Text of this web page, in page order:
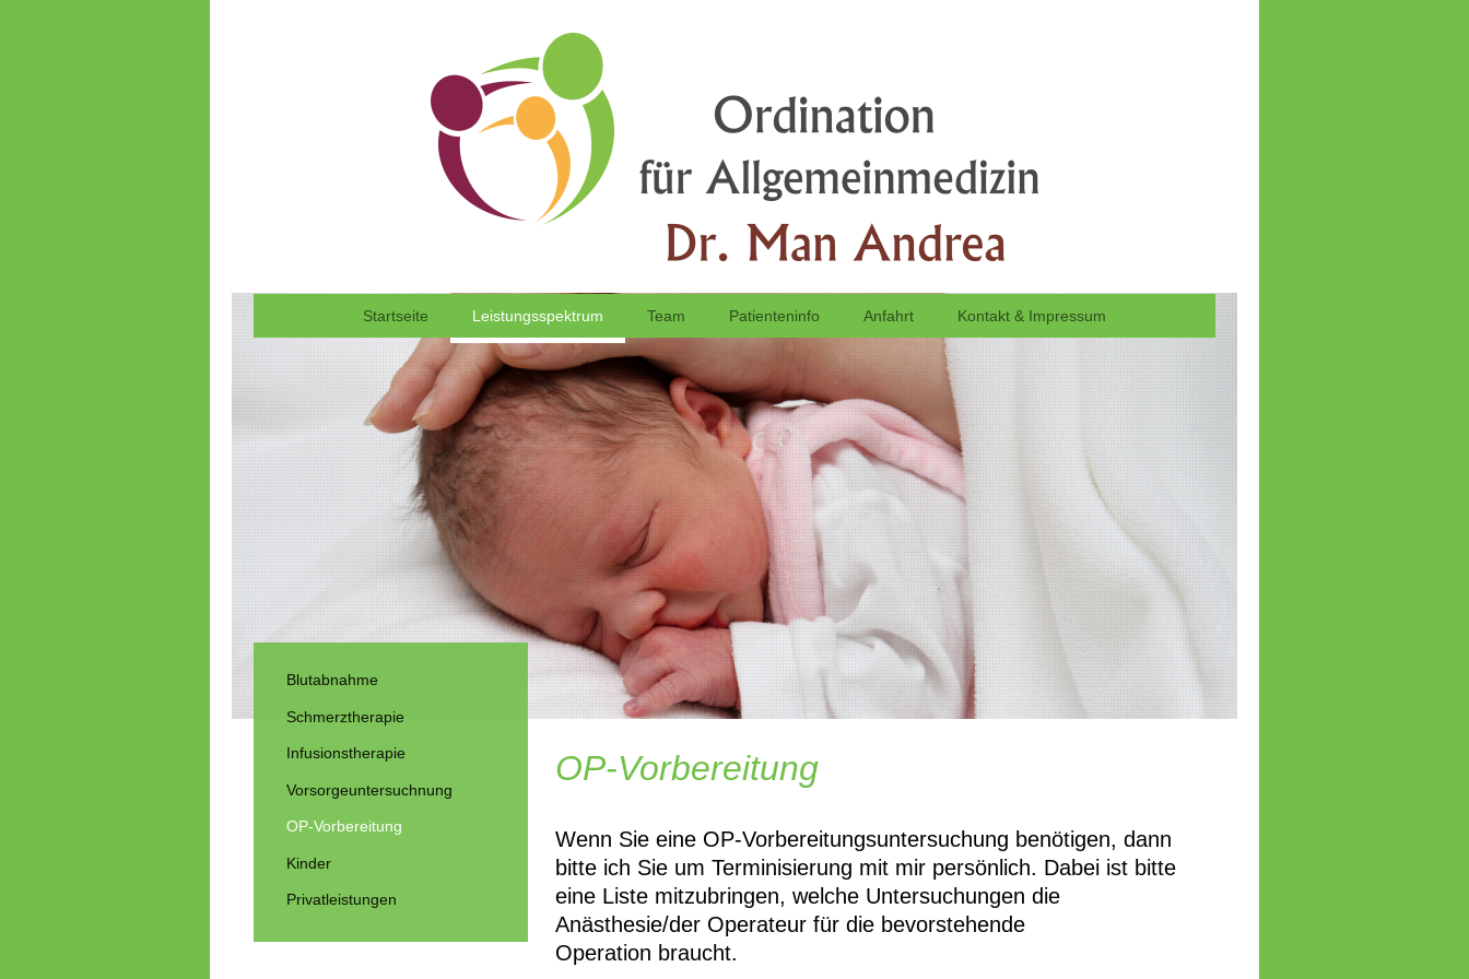
Startseite Leistungsspektrum Team Patienteninfo Anfahrt Kontakt & Impressum
OP-Vorbereitung
Wenn Sie eine OP-Vorbereitungsuntersuchung benötigen, dann
bitte ich Sie um Terminisierung mit mir persönlich. Dabei ist bitte
eine Liste mitzubringen, welche Untersuchungen die
Anästhesie/der Operateur für die bevorstehende
Operation braucht.
Blutabnahme
Schmerztherapie
Infusionstherapie
Vorsorgeuntersuchnung
OP-Vorbereitung
Kinder
Privatleistungen